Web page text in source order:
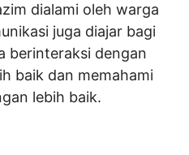
dialami oleh warga
juga diajar bagi
berinteraksi dengan
baik dan memahami
lebih baik.